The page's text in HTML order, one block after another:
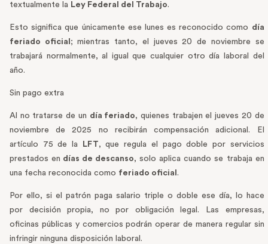
textualmente la Ley Federal del Trabajo.
Esto significa que únicamente ese lunes es reconocido como día
feriado oficial ; mientras tanto, el jueves 20 de noviembre se
trabajará normalmente, al igual que cualquier otro día laboral del
año.
Sin pago extra
Al no tratarse de un día feriado, quienes trabajen el jueves 20 de
noviembre de 2025 no recibirán compensación adicional. El
artículo 75 de la
LFT, que regula el pago doble por servicios
prestados en días de descanso, solo aplica cuando se trabaja en
una fecha reconocida como feriado oficial .
Por ello, si el patrón paga salario triple o doble ese día, lo hace
por decisión propia, no por obligación legal. Las empresas,
oficinas públicas y comercios podrán operar de manera regular sin
infringir ninguna disposición laboral.